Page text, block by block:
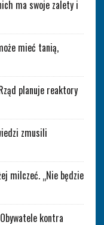
ma swoje zalety i
mieć tanią,
planuje reaktory
zmusili
milczeć. „Nie będzie
kontra